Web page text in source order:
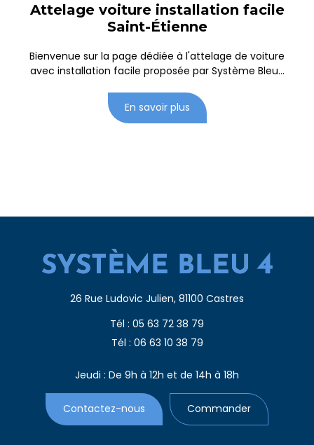
Attelage voiture installation facile
Saint-Étienne
Bienvenue sur la page dédiée à l'attelage de voiture
avec installation facile proposée par Système Bleu...
En savoir plus
26 Rue Ludovic Julien, 81100 Castres
Tél : 05 63 72 38 79
Tél : 06 63 10 38 79
Jeudi : De 9h à 12h et de 14h à 18h
Contactez-nous Commander